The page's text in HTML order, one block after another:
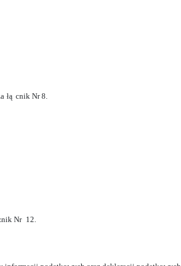
łą cnik Nr 8.
Nr 12.